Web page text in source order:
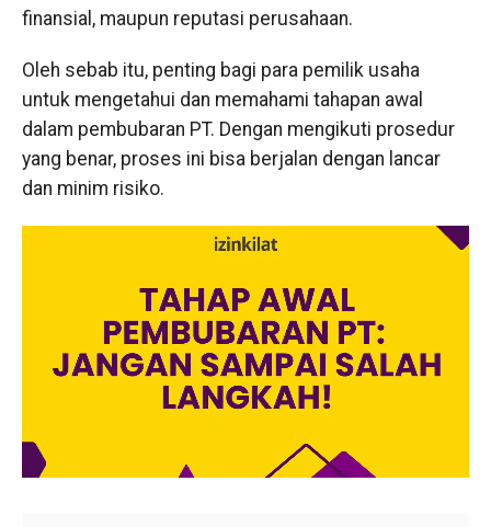
finansial, maupun reputasi perusahaan.
Oleh sebab itu, penting bagi para pemilik usaha
untuk mengetahui dan memahami tahapan awal
dalam pembubaran PT. Dengan mengikuti prosedur
yang benar, proses ini bisa berjalan dengan lancar
dan minim risiko.